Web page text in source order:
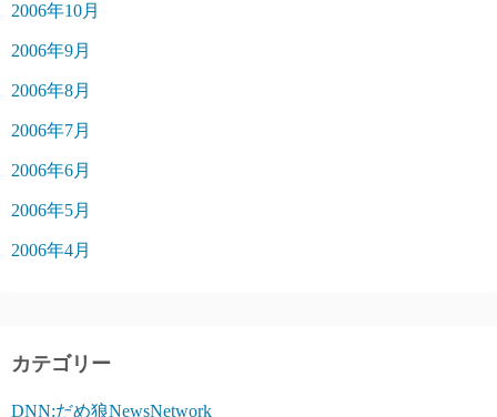
2006年10月
2006年9月
2006年8月
2006年7月
2006年6月
2006年5月
2006年4月
カテゴリー
DNN:だめ狼NewsNetwork